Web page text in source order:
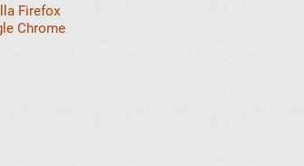
Firefox
Chrome